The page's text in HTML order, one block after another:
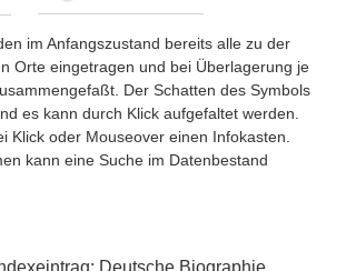
im Anfangszustand bereits alle zu der
Orte eingetragen und bei Überlagerung je
Der Schatten des Symbols
es kann durch Klick aufgefaltet werden.
Klick oder Mouseover einen Infokasten.
kann eine Suche im Datenbestand
Deutsche Biographie,